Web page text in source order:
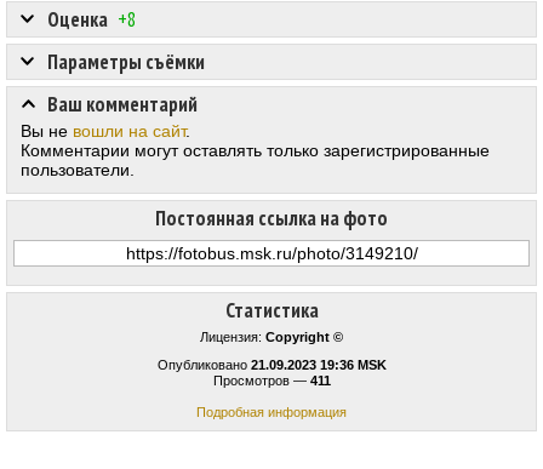
Статистика
Лицензия: Copyright ©
Опубликовано 21.09.2023 19:36 MSK
Просмотров — 411
Подробная информация
Оценка +8
Постоянная ссылка на фото
Параметры съёмки
Ваш комментарий
Вы не вошли на сайт.
Комментарии могут оставлять только зарегистрированные
пользователи.